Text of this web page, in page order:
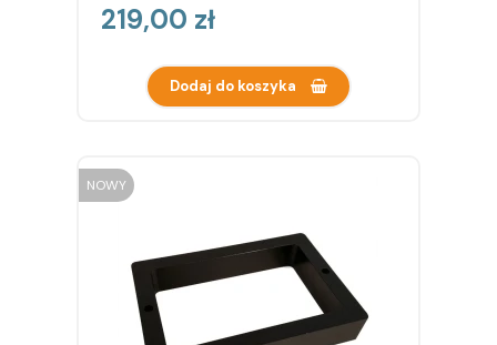
Cena
219,00 zł
Dodaj do koszyka
NOWY